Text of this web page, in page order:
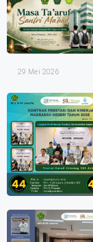
29 Mei 2026